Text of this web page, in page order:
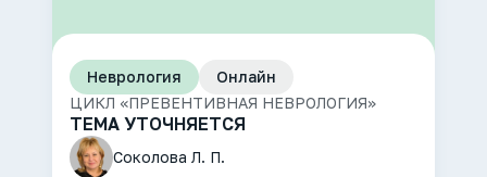
Неврология
Онлайн
ЦИКЛ «ПРЕВЕНТИВНАЯ НЕВРОЛОГИЯ»
ТЕМА УТОЧНЯЕТСЯ
Соколова Л. П.